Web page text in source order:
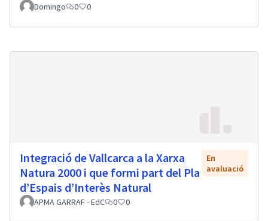
Domingo 0 0
Integració de Vallcarca a la Xarxa
Natura 2000 i que formi part del Pla
d’Espais d’Interès Natural
En
avaluació
APMA GARRAF - EdC 0 0